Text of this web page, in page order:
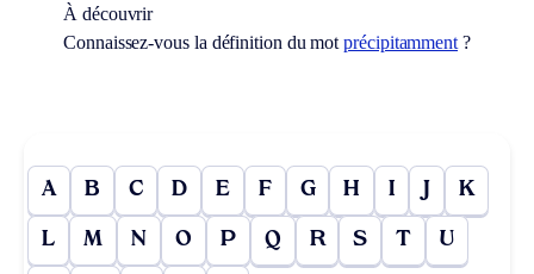
À découvrir
Connaissez-vous la définition du motprécipitamment ?
A B C D E F G H I J K
L M N O P Q R S T U